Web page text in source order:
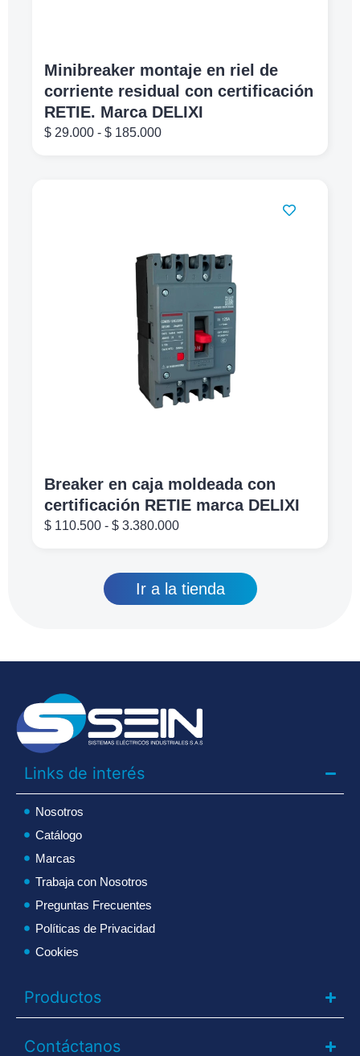
Minibreaker montaje en riel de
corriente residual con certificación
RETIE. Marca DELIXI
$ 29.000 - $ 185.000
Breaker en caja moldeada con
certificación RETIE marca DELIXI
$ 110.500 - $ 3.380.000
Ir a la tienda
Links de interés
Nosotros
Catálogo
Marcas
Trabaja con Nosotros
Preguntas Frecuentes
Políticas de Privacidad
Cookies
Productos
Contáctanos